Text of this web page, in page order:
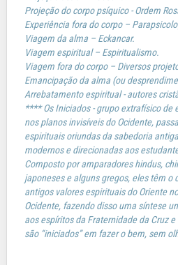
Projeção do corpo psíquico - Ordem
Experiência fora do corpo –
Viagem da alma – Eckancar.
Viagem espiritual – Espiritualismo.
Viagem fora do corpo – Diversos
Emancipação da alma (ou
Arrebatamento espiritual - autores
**** Os Iniciados - grupo extrafísico de
nos planos invisíveis do Ocidente,
espirituais oriundas da sabedoria
modernos e direcionadas aos
Composto por amparadores hindus,
japoneses e alguns gregos, eles têm o
antigos valores espirituais do Oriente
Ocidente, fazendo disso uma síntese
aos espíritos da Fraternidade da Cruz
são “iniciados” em fazer o bem, sem